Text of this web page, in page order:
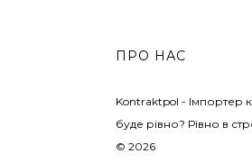
ПРО НАС
Kontraktpol - Імпортер
буде рівно? Рівно в
© 2026